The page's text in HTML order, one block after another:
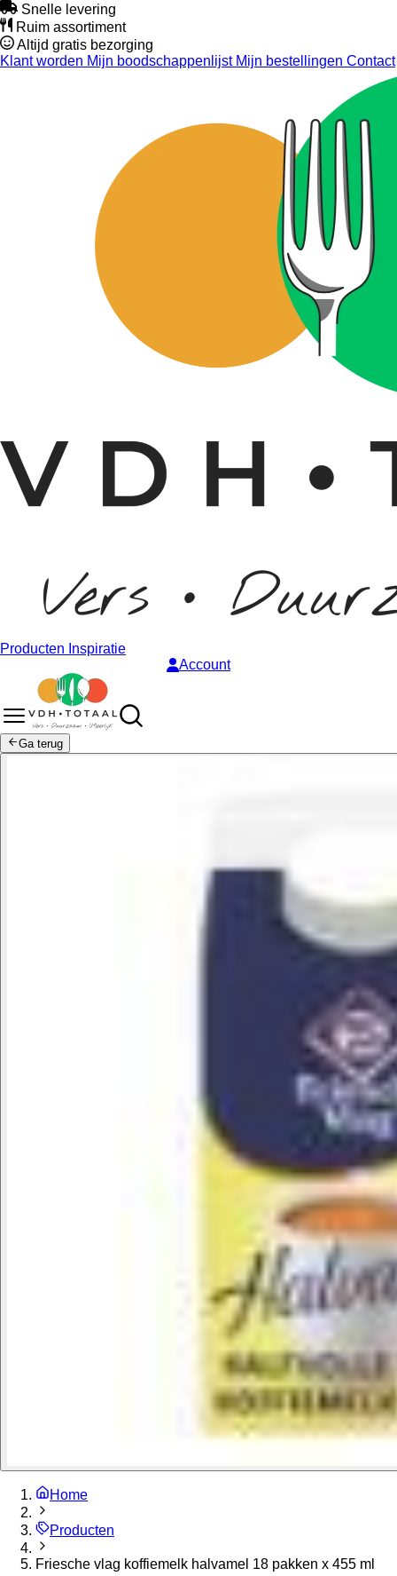
Snelle levering
Ruim assortiment
Altijd gratis bezorging
Klant worden Mijn boodschappenlijstMijn bestellingen Contact
Producten Inspiratie
Account
Ga terug
Home
Producten
Friesche vlag koffiemelk halvamel 18 pakken x 455 ml